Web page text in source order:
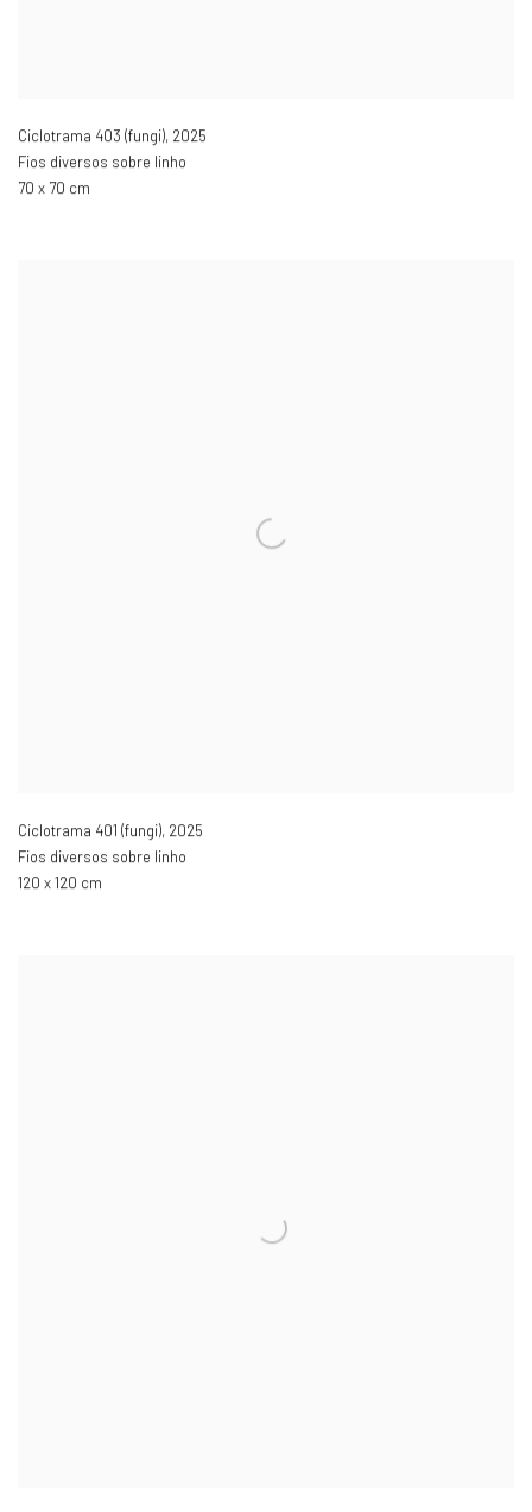
Ciclotrama 403 (fungi), 2025
Fios diversos sobre linho
70 x 70 cm
Ciclotrama 401 (fungi), 2025
Fios diversos sobre linho
120 x 120 cm